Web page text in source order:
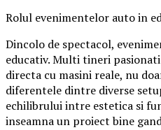
Rolul evenimentelor auto in
Dincolo de spectacol,
educativ. Multi tineri
directa cu masini reale, nu
diferentele dintre diverse
echilibrului intre estetica si
inseamna un proiect bine